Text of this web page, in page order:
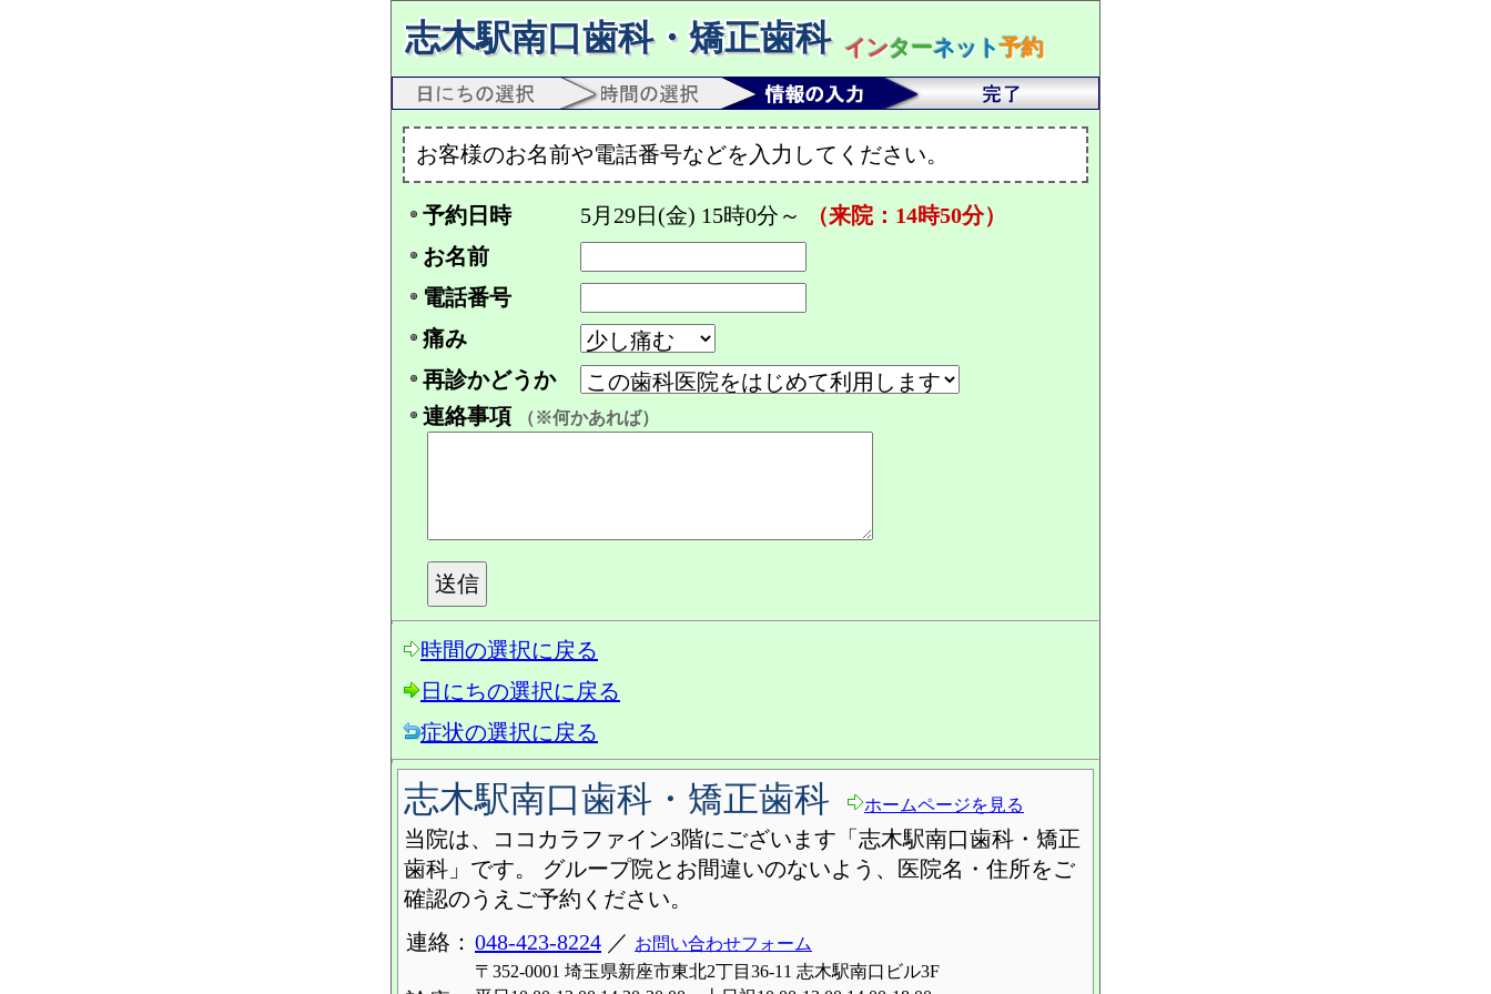
志木駅南口歯科・矯正歯科 インターネット予約
お客様のお名前や電話番号などを入力してください。
予約日時 5月29日(金) 15時0分～
（来院：14時50分）
お名前
電話番号
痛み
再診かどうか
連絡事項
（※何かあれば）
時間の選択に戻る
日にちの選択に戻る
症状の選択に戻る
志木駅南口歯科・矯正歯科 ホームページを見る
当院は、ココカラファイン3階にございます「志木駅南口歯科・矯正
歯科」です。 グループ院とお間違いのないよう、医院名・住所をご
確認のうえご予約ください。
連絡： 048-423-8224 ／ お問い合わせフォーム
〒352-0001 埼玉県新座市東北2丁目36-11 志木駅南口ビル3F